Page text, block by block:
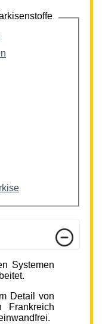
Systemen
Detail von
Frankreich